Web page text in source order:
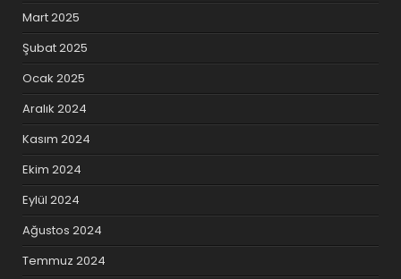
Mart 2025
Şubat 2025
Ocak 2025
Aralık 2024
Kasım 2024
Ekim 2024
Eylül 2024
Ağustos 2024
Temmuz 2024